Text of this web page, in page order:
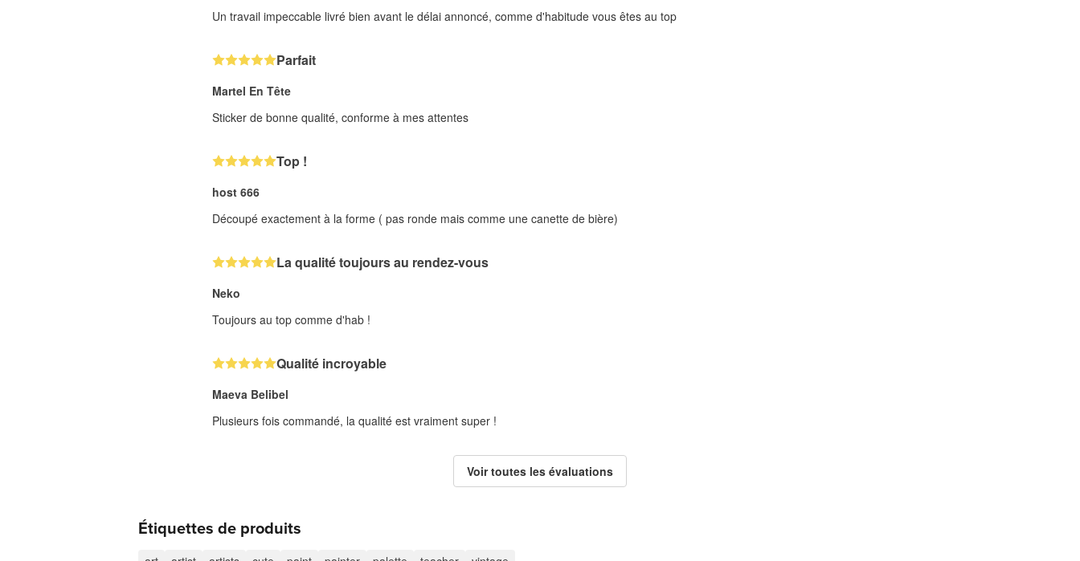
Un travail impeccable livré bien avant le délai annoncé, comme d'habitude vous êtes au top
Parfait
Martel En Tête
Sticker de bonne qualité, conforme à mes attentes
Top !
host 666
Découpé exactement à la forme ( pas ronde mais comme une canette de bière)
La qualité toujours au rendez-vous
Neko
Toujours au top comme d'hab !
Qualité incroyable
Maeva Belibel
Plusieurs fois commandé, la qualité est vraiment super !
Voir toutes les évaluations
Étiquettes de produits